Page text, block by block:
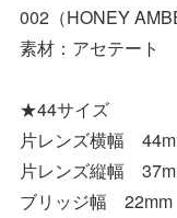
002（HONEY
素材：アセテート
★44サイズ
片レンズ横幅
片レンズ縦幅
ブリッジ幅 22mm